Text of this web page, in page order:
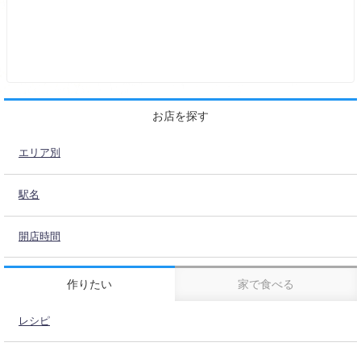
お店を探す
エリア別
駅名
開店時間
作りたい 家で食べる
レシピ